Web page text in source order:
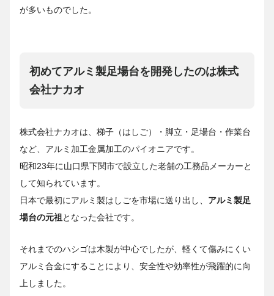
が多いものでした。
初めてアルミ製足場台を開発したのは株式
会社ナカオ
株式会社ナカオは、梯子（はしご）・脚立・足場台・作業台
など、アルミ加工金属加工のパイオニアです。
昭和23年に山口県下関市で設立した老舗の工務品メーカーと
して知られています。
日本で最初にアルミ製はしごを市場に送り出し、 アルミ製足
場台の元祖 となった会社です。
それまでのハシゴは木製が中心でしたが、軽くて傷みにくい
アルミ合金にすることにより、安全性や効率性が飛躍的に向
上しました。